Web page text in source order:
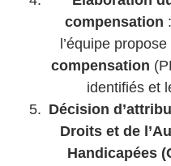
compensation
l’équipe propose
compensation
identifiés et
Décision
Droits et de
Handicapées